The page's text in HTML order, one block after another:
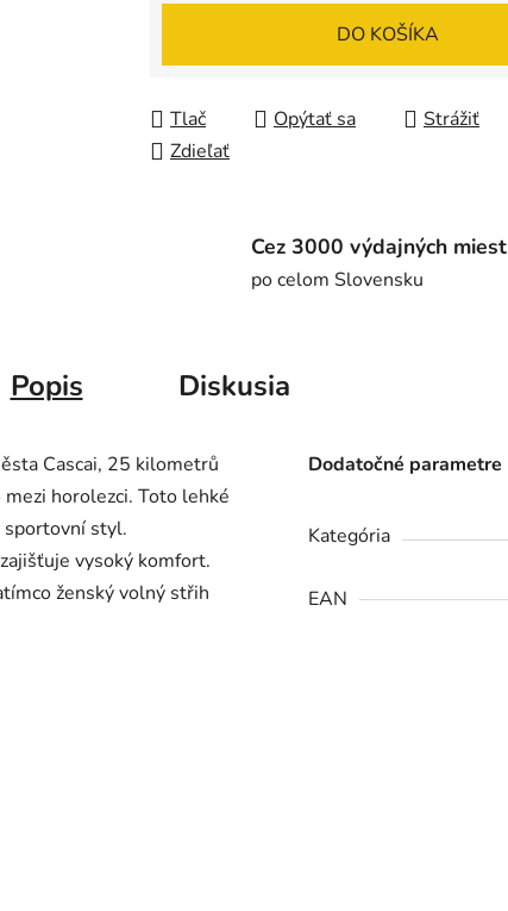
DO KOŠÍKA
Tlač Opýtať sa
Strážiť
Zdieľať
Cez 3000 výdajných miest
po celom Slovensku
Popis Diskusia
Cascai, 25 kilometrů
horolezci. Toto lehké
styl.
vysoký komfort.
ženský volný střih
Dodatočné parametre
Kategória
EAN